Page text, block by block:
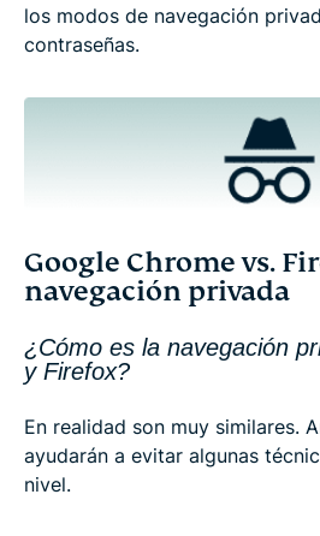
los modos de navegación
contraseñas.
Google Chrome vs.
navegación privada
¿Cómo es la navegación
y Firefox?
En realidad son muy similares.
ayudarán a evitar algunas
nivel.